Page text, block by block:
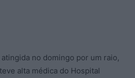
no domingo por um raio,
alta médica do Hospital